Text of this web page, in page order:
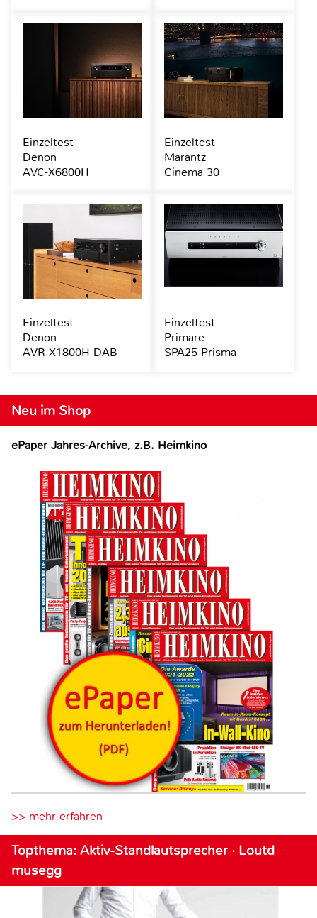
Neu im Shop
ePaper Jahres-Archive, z.B. Heimkino
>> mehr erfahren
Topthema: Aktiv-Standlautsprecher · Loutd
musegg
Einzeltest
Denon
AVC-X6800H
Einzeltest
Marantz
Cinema 30
Einzeltest
Denon
AVR-X1800H DAB
Einzeltest
Primare
SPA25 Prisma